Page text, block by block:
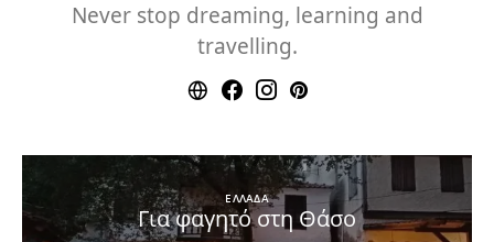
Never stop dreaming, learning and
travelling.
ΕΛΛΑΔΑ
Για φαγητό στη Θάσο